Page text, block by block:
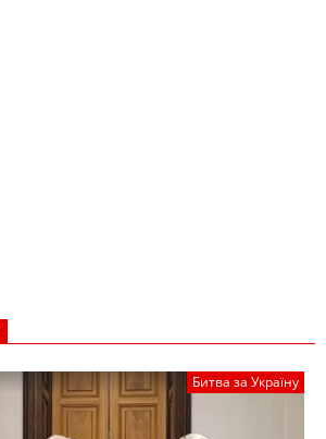
Битва за Україну